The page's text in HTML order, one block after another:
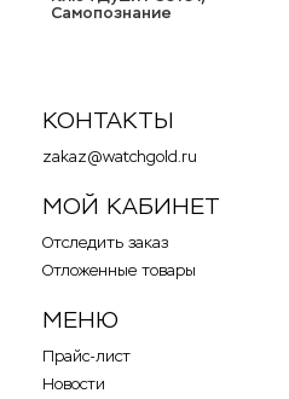
Самопознание
КОНТАКТЫ
zakaz@watchgold.ru
МОЙ КАБИНЕТ
Отследить заказ
Отложенные товары
МЕНЮ
Прайс-лист
Новости